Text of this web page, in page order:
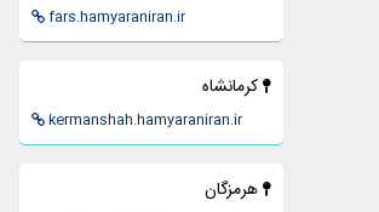
fars.hamyaraniran.ir
كرمانشاه
kermanshah.hamyaraniran.ir
هرمزگان